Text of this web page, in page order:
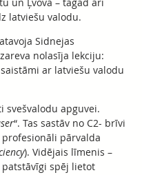
latviešu valodu.
Sidnejas
nolasīja lekciju:
ar latviešu valodu
svešvalodu apguvei.
“. Tas sastāv no C2- brīvi
profesionāli pārvalda
). Vidējais līmenis –
patstāvīgi spēj lietot